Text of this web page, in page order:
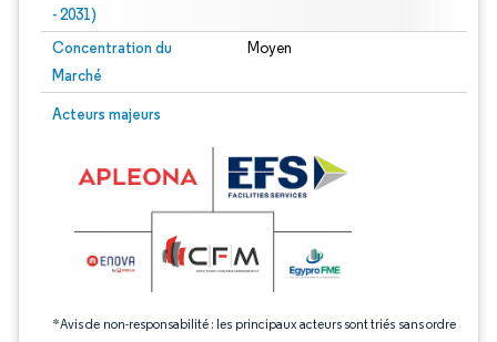
- 2031)
Concentration du
Marché
Moyen
Acteurs majeurs
*Avis de non-responsabilité : les principaux acteurs sont triés sans ordre
Image © Mordor Intelligence. La réutilisation nécessite une attribution sous CC